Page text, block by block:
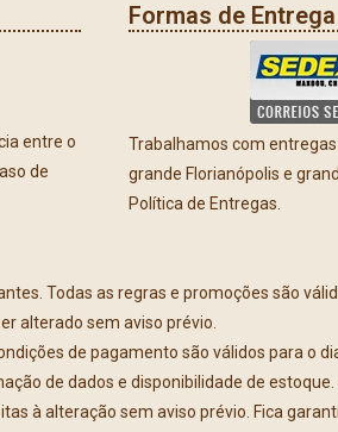
entre o
de
Formas de Entrega
Trabalhamos com
grande Florianópolis e
Política de Entregas.
Todas as regras e promoções são
alterado sem aviso prévio.
de pagamento são válidos para o
de dados e disponibilidade de
à alteração sem aviso prévio. Fica